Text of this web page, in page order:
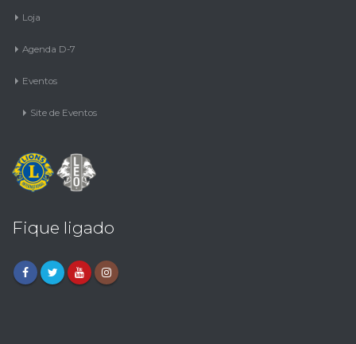
Loja
Agenda D-7
Eventos
Site de Eventos
Fique ligado